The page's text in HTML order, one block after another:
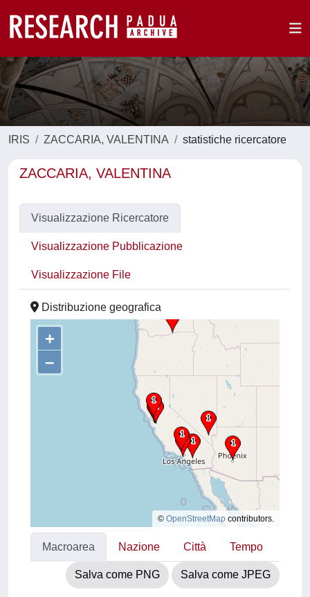
IRIS ZACCARIA, VALENTINA statistiche ricercatore
ZACCARIA, VALENTINA
Visualizzazione Ricercatore
Visualizzazione Pubblicazione
Visualizzazione File
Distribuzione geografica
+
–
© OpenStreetMap contributors.
Macroarea Nazione Città Tempo
Salva come PNG Salva come JPEG